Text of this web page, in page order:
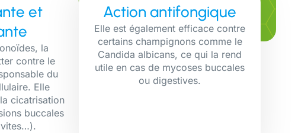
et
la
contre le
du
Elle
cicatrisation
buccales
Action antifongique
Elle est également efficace contre
certains champignons comme le
Candida albicans, ce qui la rend
utile en cas de mycoses buccales
ou digestives.